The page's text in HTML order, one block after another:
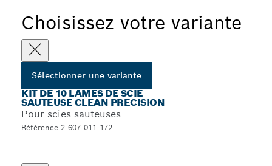
Choisissez votre variante
Sélectionner une variante
KIT DE 10 LAMES DE SCIE
SAUTEUSE CLEAN PRECISION
Pour scies sauteuses
Référence 2 607 011 172